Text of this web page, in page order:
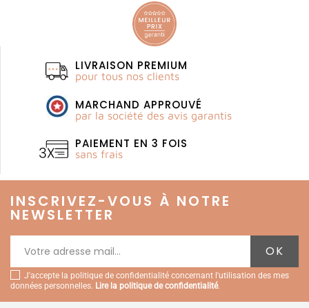
LIVRAISON PREMIUM
pour tous nos clients
MARCHAND APPROUVÉ
par la société des avis garantis
PAIEMENT EN 3 FOIS
sans frais
INSCRIVEZ-VOUS À NOTRE
NEWSLETTER
J'accepte la politique de confidentialité concernant l'utilisation des mes
données personnelles. Lire la politique de confidentialité.